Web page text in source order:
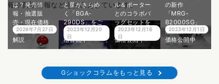
報や買取情報などをお伝えしています。
は？発売情
報・抽選販
売・現在価格
をプロが徹底
解説
2026年7月27日
と星がきらめ
く「BGA-
290DS」をご
紹介！買取価
格公開中
2023年12月20
日
ル＆ポーター
とのコラボバ
ッグセットを
ご紹介！買取
価格公開中
2023年12月16
日
の新作
「MRG-
B2000SG」
が登場！買取
価格公開中
2023年12月1日
Gショックコラムをもっと見る